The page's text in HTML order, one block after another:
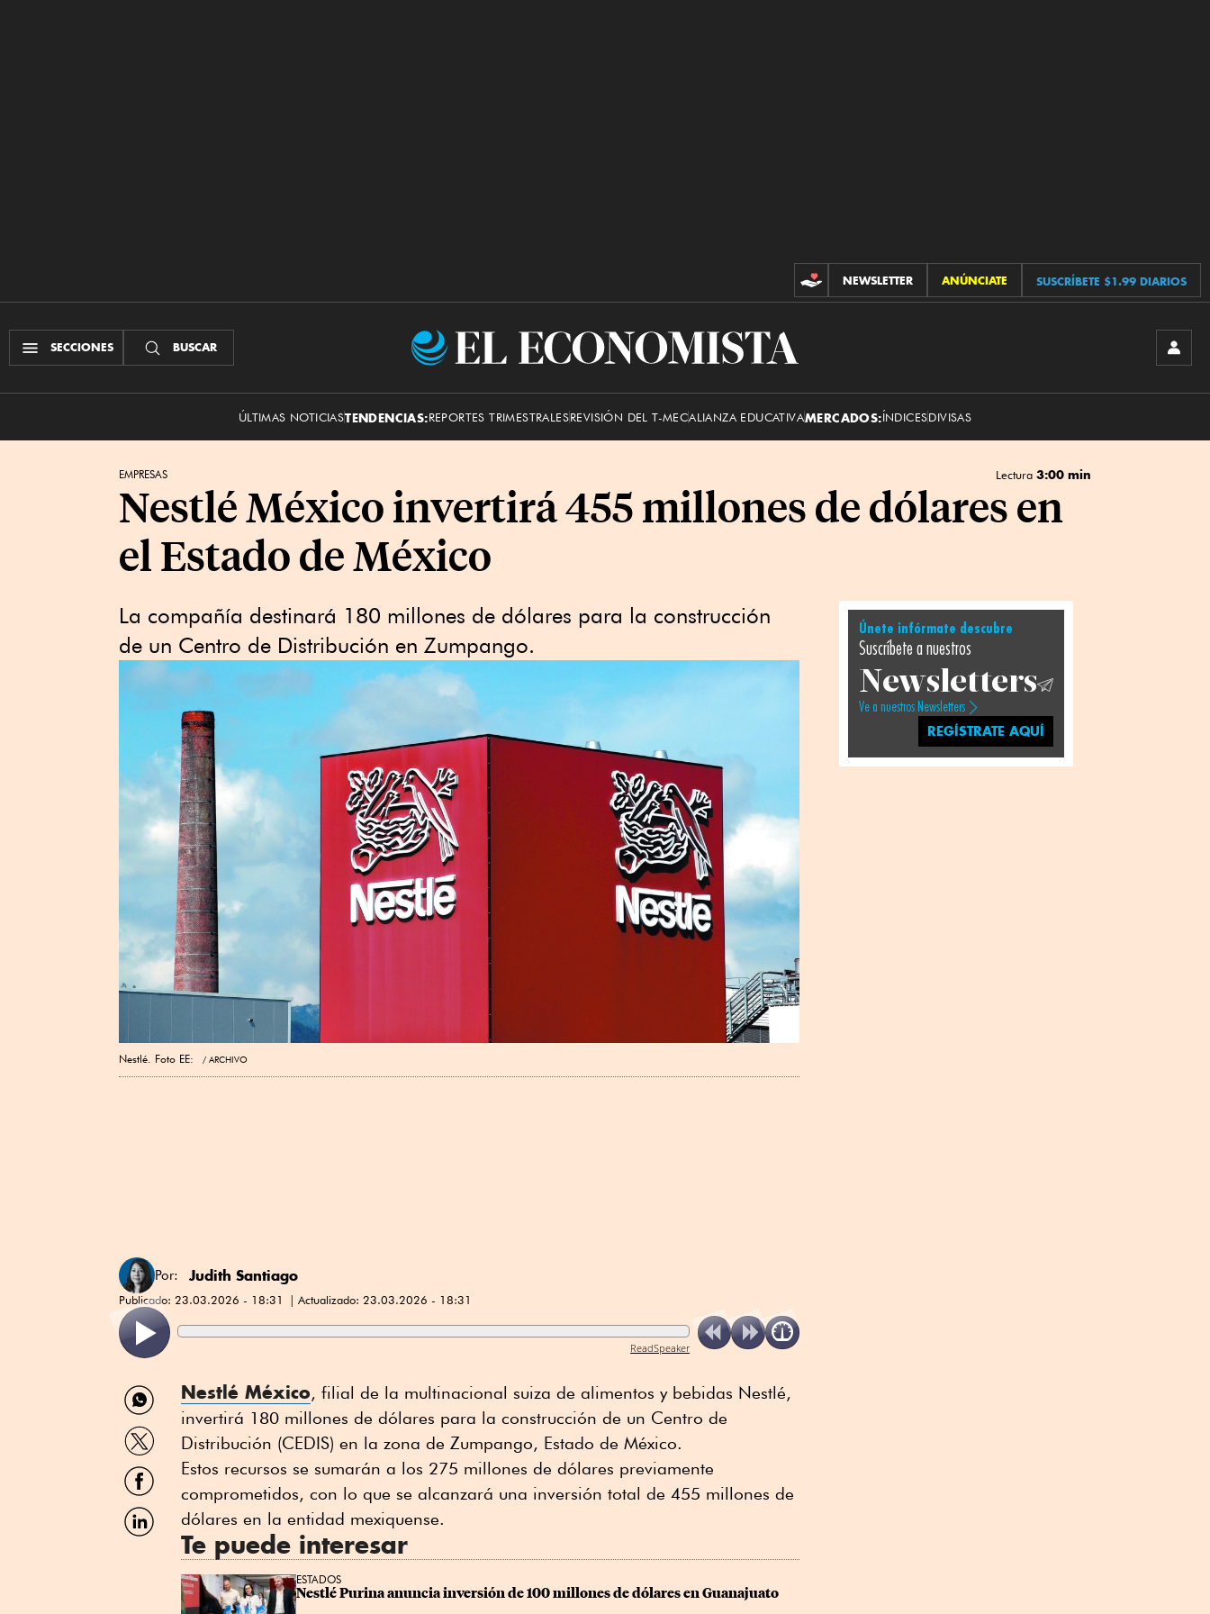
CONTRIBUCIONES
NEWSLETTER ANÚNCIATE SUSCRÍBETE $1.99 DIARIOS
SECCIONES BUSCAR
El
ÚLTIMAS NOTICIASTENDENCIAS:REPORTES TRIMESTRALESREVISIÓN DEL T-MECALIANZA EDUCATIVAMERCADOS:ÍNDICESDIVISAS
EMPRESAS Lectura 3:00 min
Nestlé México invertirá 455 millones de dólares en
el Estado de México
La compañía destinará 180 millones de dólares para la construcción
de un Centro de Distribución en Zumpango.
Nestlé. Foto EE: ARCHIVO
Por: Judith Santiago
Publicado: 23.03.2026 - 18:31 Actualizado: 23.03.2026 - 18:31
ReadSpeaker
Compartir
por
WhatsApp
Compartir
por
Twitter
Compartir
por
Facebook
Compartir
por
Nestlé México, filial de la multinacional suiza de alimentos y bebidas Nestlé,
invertirá 180 millones de dólares para la construcción de un Centro de
Distribución (CEDIS) en la zona de Zumpango, Estado de México.
Estos recursos se sumarán a los 275 millones de dólares previamente
comprometidos, con lo que se alcanzará una inversión total de 455 millones de
dólares en la entidad mexiquense.
Te puede interesar
ESTADOS
Nestlé Purina anuncia inversión de 100 millones de dólares en Guanajuato
Únete infórmate descubre
Suscríbete a nuestros
Newsletters
Ve a nuestros Newsletters
REGÍSTRATE AQUÍ